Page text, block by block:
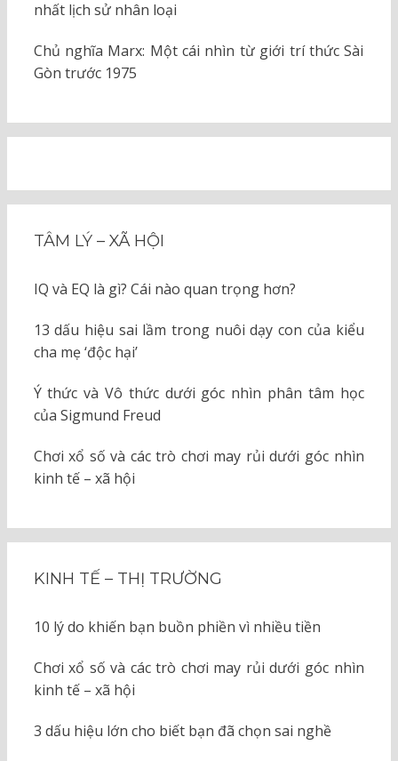
nhất lịch sử nhân loại
Chủ nghĩa Marx: Một cái nhìn từ giới trí thức Sài
Gòn trước 1975
TÂM LÝ – XÃ HỘI
IQ và EQ là gì? Cái nào quan trọng hơn?
13 dấu hiệu sai lầm trong nuôi dạy con của kiểu
cha mẹ ‘độc hại’
Ý thức và Vô thức dưới góc nhìn phân tâm học
của Sigmund Freud
Chơi xổ số và các trò chơi may rủi dưới góc nhìn
kinh tế – xã hội
KINH TẾ – THỊ TRƯỜNG
10 lý do khiến bạn buồn phiền vì nhiều tiền
Chơi xổ số và các trò chơi may rủi dưới góc nhìn
kinh tế – xã hội
3 dấu hiệu lớn cho biết bạn đã chọn sai nghề